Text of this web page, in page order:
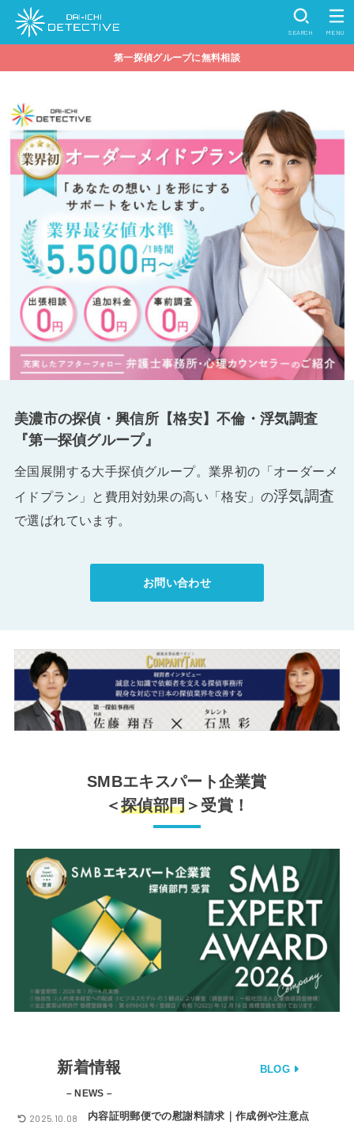
SEARCH MENU
第一探偵グループに無料相談
美濃市の探偵・興信所【格安】不倫・浮気調査
『第一探偵グループ』
全国展開する大手探偵グループ。業界初の「オーダーメ
イドプラン」と費用対効果の高い「格安」の浮気調査
で選ばれています。
お問い合わせ
SMBエキスパート企業賞
＜探偵部門 ＞受賞！
新着情報
– NEWS –
BLOG
内容証明郵便での慰謝料請求｜作成例や注意点
2025.10.08